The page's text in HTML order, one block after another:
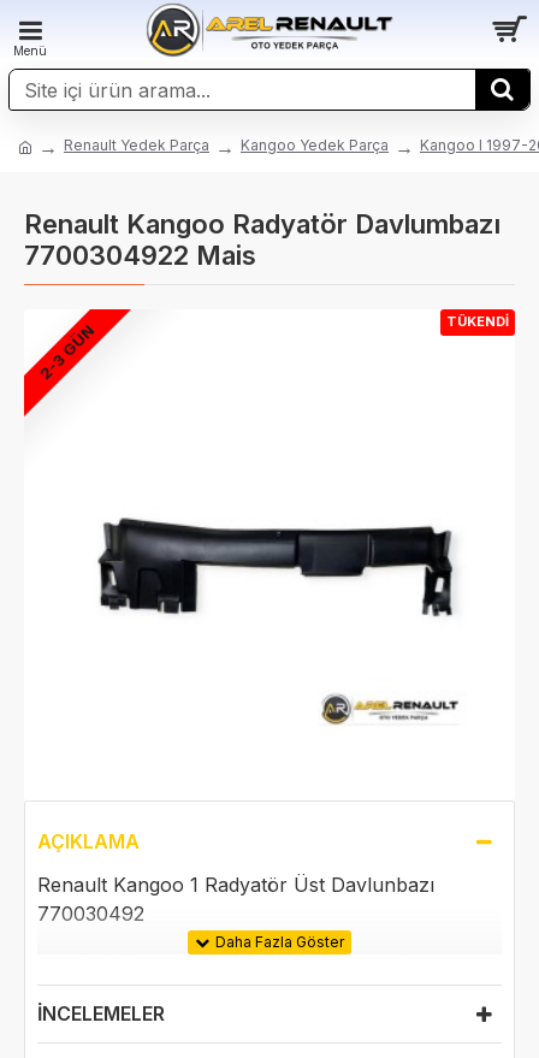
Renault Yedek Parça Kangoo Yedek Parça Kangoo I 1997-
Renault Kangoo Radyatör Davlumbazı
7700304922 Mais
TÜKENDI
2-3 GÜN
AÇIKLAMA
Renault Kangoo 1 Radyatör Üst Davlunbazı
770030492
İÇİN BİZİMLE İLETİŞİME GEÇEBİLİRSİNİZ.
ÜRÜN ORJİNALDİR.
İNCELEMELER